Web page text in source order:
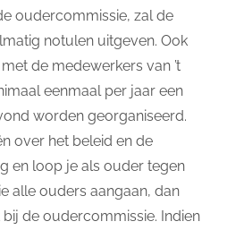
oudercommissie, zal de
notulen uitgeven. Ook
de medewerkers van ’t
eenmaal per jaar een
worden georganiseerd.
over het beleid en de
en loop je als ouder tegen
alle ouders aangaan, dan
de oudercommissie. Indien